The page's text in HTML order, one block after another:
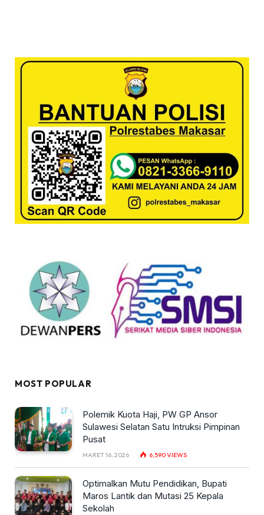
MOST POPULAR
Polemik Kuota Haji, PW GP Ansor
Sulawesi Selatan Satu Intruksi Pimpinan
Pusat
MARET 16, 2026 6,590VIEWS
Optimalkan Mutu Pendidikan, Bupati
Maros Lantik dan Mutasi 25 Kepala
Sekolah